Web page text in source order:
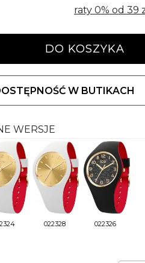
raty 0% od 39
DO KOSZYKA
W BUTIKACH
WERSJE
022328 022326